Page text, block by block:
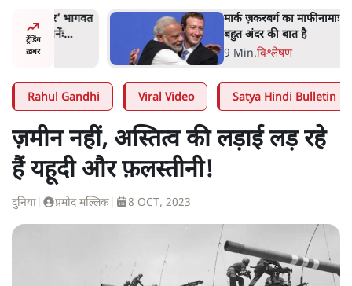
फ़लस्तीनी!
ट्रेंडिंग
ख़बर
भागवत
मार्क ज़करबर्ग का माफीनामाः ये
बहुत अंदर की बात है
9 Min
विश्लेषण
Rahul Gandhi Viral Video Satya Hindi Bulletin
ज़मीन नहीं, अस्तित्व की लड़ाई लड़ रहे
हैं यहूदी और फ़लस्तीनी!
दुनिया प्रमोद मल्लिक 8 OCT, 2023